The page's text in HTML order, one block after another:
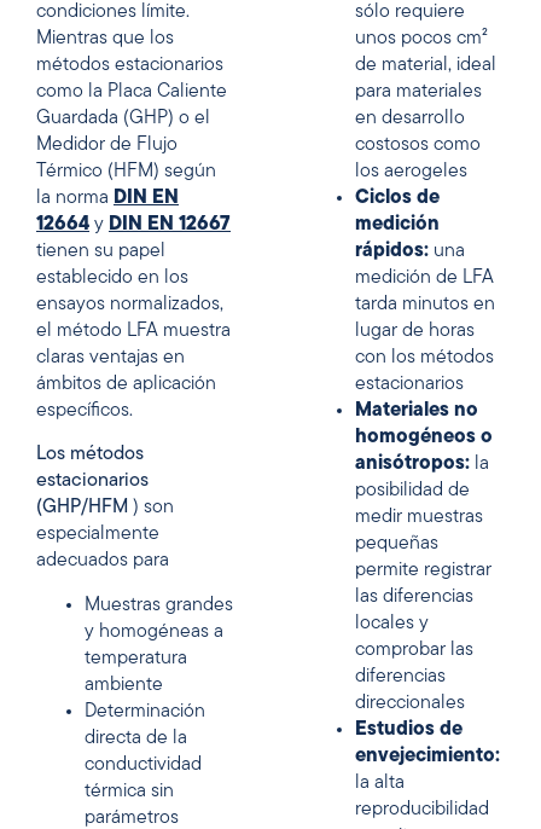
condiciones límite.
Mientras que los
métodos estacionarios
como la Placa Caliente
Guardada (GHP) o el
Medidor de Flujo
Térmico (HFM) según
la norma DIN EN
12664 y DIN EN 12667
tienen su papel
establecido en los
ensayos normalizados,
el método LFA muestra
claras ventajas en
ámbitos de aplicación
específicos.
Los métodos
estacionarios
(GHP/HFM ) son
especialmente
adecuados para
Muestras grandes
y homogéneas a
temperatura
ambiente
Determinación
directa de la
conductividad
térmica sin
parámetros
sólo requiere
unos pocos cm²
de material, ideal
para materiales
en desarrollo
costosos como
los aerogeles
Ciclos de
medición
rápidos: una
medición de LFA
tarda minutos en
lugar de horas
con los métodos
estacionarios
Materiales no
homogéneos o
anisótropos: la
posibilidad de
medir muestras
pequeñas
permite registrar
las diferencias
locales y
comprobar las
diferencias
direccionales
Estudios de
envejecimiento:
la alta
reproducibilidad